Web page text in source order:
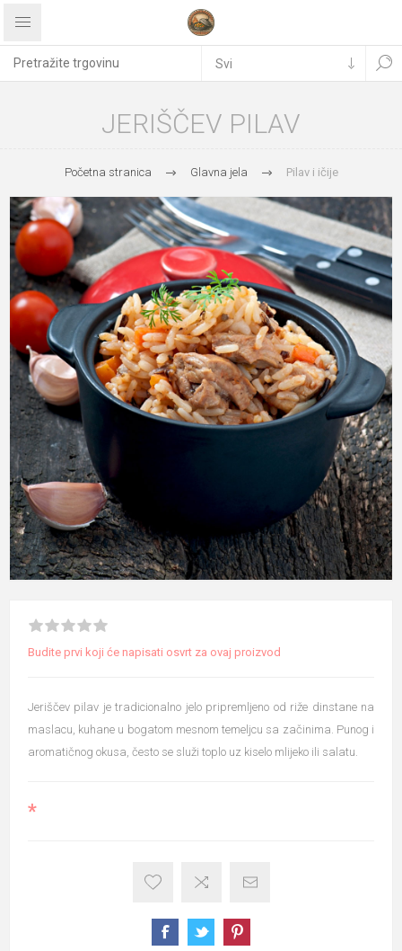
JERIŠČEV PILAV
Početna stranica Glavna jela Pilav i ičije
Budite prvi koji će napisati osvrt za ovaj proizvod
Jeriščev pilav je tradicionalno jelo pripremljeno od riže dinstane na
maslacu, kuhane u bogatom mesnom temeljcu sa začinima. Punog i
aromatičnog okusa, često se služi toplo uz kiselo mlijeko ili salatu.
*